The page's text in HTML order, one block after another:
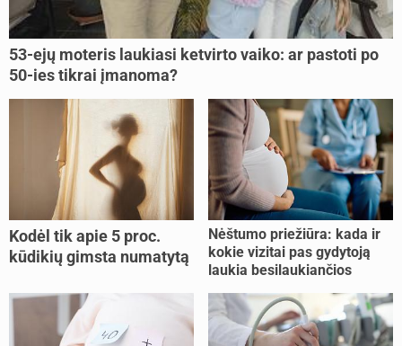
53-ejų moteris laukiasi ketvirto vaiko: ar pastoti po
50-ies tikrai įmanoma?
Kodėl tik apie 5 proc.
kūdikių gimsta numatytą
Nėštumo priežiūra: kada ir
kokie vizitai pas gydytoją
laukia besilaukiančios